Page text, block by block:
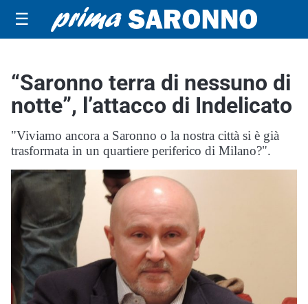
☰
“Saronno terra di nessuno di
notte”, l’attacco di Indelicato
"Viviamo ancora a Saronno o la nostra città si è già
trasformata in un quartiere periferico di Milano?".